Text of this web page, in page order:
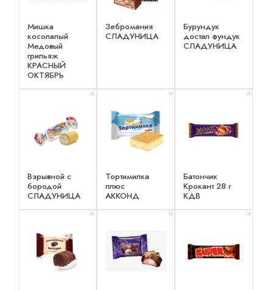
Мишка
косолапый
Медовый
грильяж
КРАСНЫЙ
ОКТЯБРЬ
Зебромания
СЛАДУНИЦА
Бурундук
достал фундук
СЛАДУНИЦА
Взрывной с
бородой
СЛАДУНИЦА
x 1
Тортимилка
плюс
АККОНД
x 1
Батончик
Крокант 28 г
КДВ
x 1 x 1 x 1